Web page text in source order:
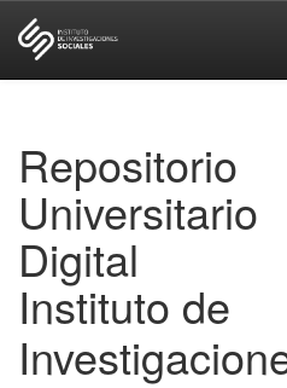
Repositorio
Universitario
Digital
Instituto de